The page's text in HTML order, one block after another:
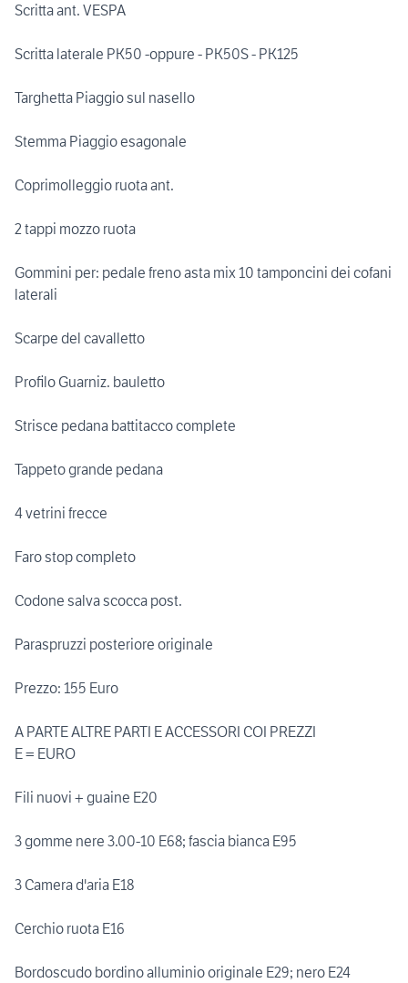
Scritta ant. VESPA
Scritta laterale PK50 -oppure - PK50S - PK125
Targhetta Piaggio sul nasello
Stemma Piaggio esagonale
Coprimolleggio ruota ant.
2 tappi mozzo ruota
Gommini per: pedale freno asta mix 10 tamponcini dei cofani
laterali
Scarpe del cavalletto
Profilo Guarniz. bauletto
Strisce pedana battitacco complete
Tappeto grande pedana
4 vetrini frecce
Faro stop completo
Codone salva scocca post.
Paraspruzzi posteriore originale
Prezzo: 155 Euro
A PARTE ALTRE PARTI E ACCESSORI COI PREZZI
E = EURO
Fili nuovi + guaine E20
3 gomme nere 3.00-10 E68; fascia bianca E95
3 Camera d'aria E18
Cerchio ruota E16
Bordoscudo bordino alluminio originale E29; nero E24